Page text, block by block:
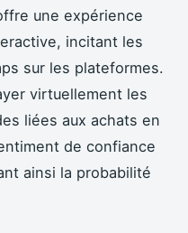
une expérience
incitant les
sur les plateformes.
virtuellement les
liées aux achats en
de confiance
ainsi la probabilité